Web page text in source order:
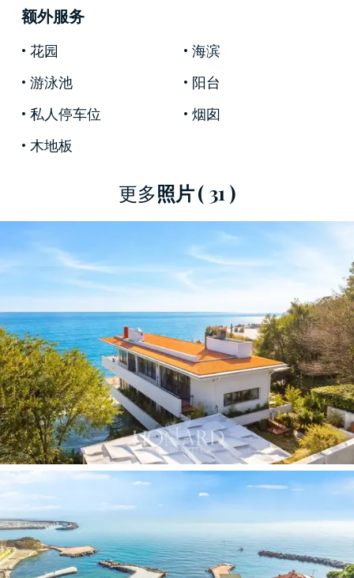
層將房間延伸至地平線，在室內外之間創造了持
續的視覺連貫性。寬大的窗戶和光線的巧妙運
用，使室內在一天中呈現出不斷變化的景象。別
墅兩側綿延的1000平方公尺花園，既提供了私密
的休憩空間，也提供了面向大海的開闊視野。
主生活區設計成一個
型壁爐巧妙地劃分出不同的區域，在涼爽的季節
裡，壁爐更是成為家中的視覺焦點。從
到木質表面，再到淺色地板，各種材質與自
然光和室外景觀交相輝映，凸顯了住宅的現代
感。功能齊全且明亮的廚房通往室外，方便為室
內房間以及俯瞰泳池的露台和庭院提供餐飲服
務，使這棟房子成為戶外用餐和歡聚的理想場
所，直至日落時分，都能盡享愜意時光。
這座三層建築設有四間臥室和四間浴室，確保了
家人和賓客的隱私和舒適度，並可靈活配置真正
的海景套房。錯落有致的樓層佈局以及陽台和露
台的設計，使每個房間都能與室外環境完美融
合：部分房間可直接俯瞰花園和泳池區，部分房
間則可欣賞到更為私密的地中海灌木叢景色，還
有一些房間則可飽覽壯闊的海景。建築結構也便
於提供高水準的飯店服務，同時又秉承了為少數
賓客打造專屬設計師住宅的理念。
额外服务
花园
海滨
游泳池
阳台
私人停车位
烟囱
木地板
更多照片( 31 )